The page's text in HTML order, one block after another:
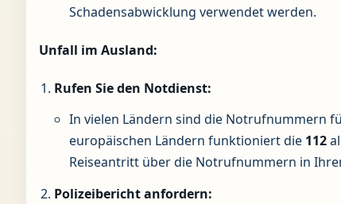
Schadensabwicklung verwendet werden.
Unfall im Ausland:
Rufen Sie den Notdienst:
In vielen Ländern sind die Notrufnummern
europäischen Ländern funktioniert die 112
Reiseantritt über die Notrufnummern in
Polizeibericht anfordern: